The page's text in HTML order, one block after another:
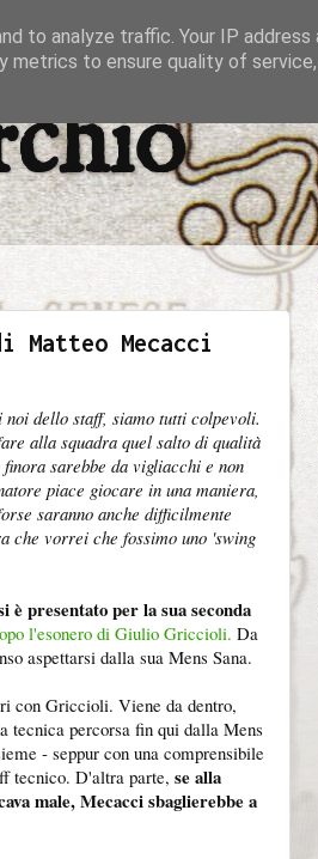
Matteo Mecacci
dello staff, siamo tutti colpevoli.
alla squadra quel salto di qualità
sarebbe da vigliacchi e non
piace giocare in una maniera,
saranno anche difficilmente
che vorrei che fossimo uno 'swing
è presentato per la sua seconda
l'esonero di Giulio Griccioli. Da
aspettarsi dalla sua Mens Sana.
con Griccioli. Viene da dentro,
tecnica percorsa fin qui dalla Mens
- seppur con una comprensibile
tecnico. D'altra parte, se alla
male, Mecacci sbaglierebbe a
to analyze traffic. Your IP address
metrics to ensure quality of